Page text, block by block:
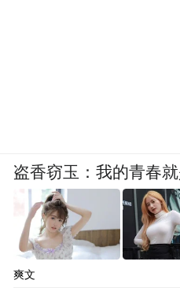
盗香窃玉：我的青春
爽文